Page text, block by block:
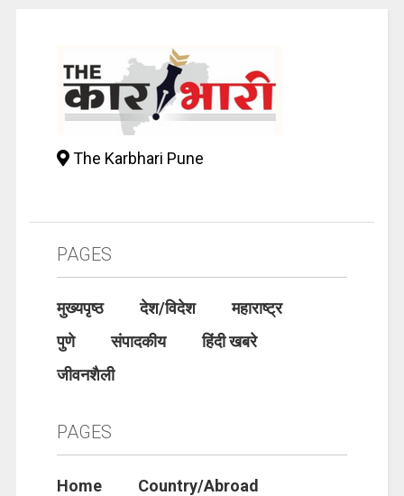
The Karbhari Pune
PAGES
मुख्यपृष्ठ देश/विदेश
महाराष्ट्र
पुणे
संपादकीय
हिंदी खबरे
जीवनशैली
PAGES
Home Country/Abroad